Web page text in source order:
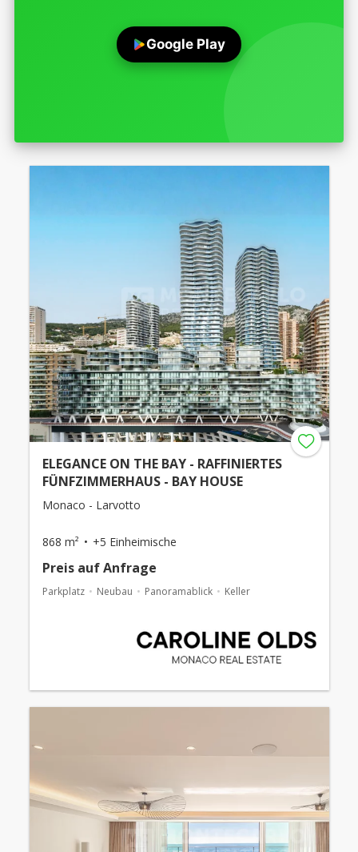
Google Play
ELEGANCE ON THE BAY - RAFFINIERTES
FÜNFZIMMERHAUS - BAY HOUSE
Monaco - Larvotto
868 m² +5 Einheimische
Preis auf Anfrage
Parkplatz Neubau Panoramablick Keller